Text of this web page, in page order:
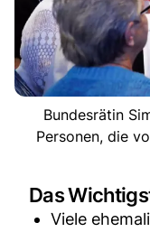
Bundesrätin
Personen, die
Das
Viele